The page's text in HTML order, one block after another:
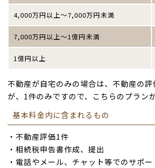
4,000万円以上～7,000万円未満
7,000万円以上～1億円未満
1億円以上
不動産が自宅のみの場合は、不動産の
が、1件のみですので、こちらのプラン
基本料金内に含まれるもの
・不動産評価1件
・相続税申告書作成、提出
・電話やメール、チャット等でのサポー